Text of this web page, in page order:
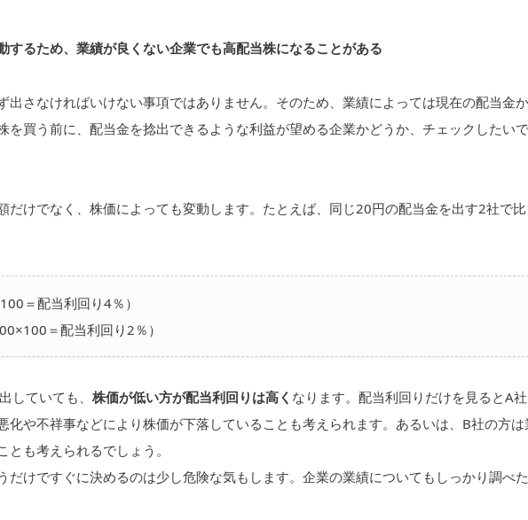
するため、業績が良くない企業でも高配当株になることがある
出さなければいけない事項ではありません。そのため、業績によっては現在の配当金か
を買う前に、配当金を捻出できるような利益が望める企業かどうか、チェックしたいで
だけでなく、株価によっても変動します。たとえば、同じ20円の配当金を出す2社で比
＝配当利回り4％）
＝配当利回り2％）
していても、 株価が低い方が配当利回りは高く なります。配当利回りだけを見るとA社
化や不祥事などにより株価が下落していることも考えられます。あるいは、B社の方は
も考えられるでしょう。
だけですぐに決めるのは少し危険な気もします。企業の業績についてもしっかり調べた